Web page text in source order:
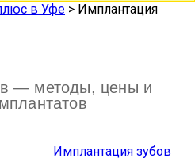
в Уфе > Имплантация
— методы, цены и